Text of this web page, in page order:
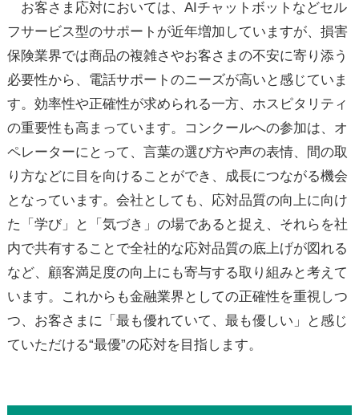
お客さま応対においては、AIチャットボットなどセル
フサービス型のサポートが近年増加していますが、損害
保険業界では商品の複雑さやお客さまの不安に寄り添う
必要性から、電話サポートのニーズが高いと感じていま
す。効率性や正確性が求められる一方、ホスピタリティ
の重要性も高まっています。コンクールへの参加は、オ
ペレーターにとって、言葉の選び方や声の表情、間の取
り方などに目を向けることができ、成長につながる機会
となっています。会社としても、応対品質の向上に向け
た「学び」と「気づき」の場であると捉え、それらを社
内で共有することで全社的な応対品質の底上げが図れる
など、顧客満足度の向上にも寄与する取り組みと考えて
います。これからも金融業界としての正確性を重視しつ
つ、お客さまに「最も優れていて、最も優しい」と感じ
ていただける“最優”の応対を目指します。